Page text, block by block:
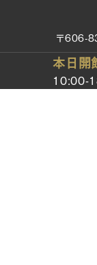
本日開
10:00-
〒606-